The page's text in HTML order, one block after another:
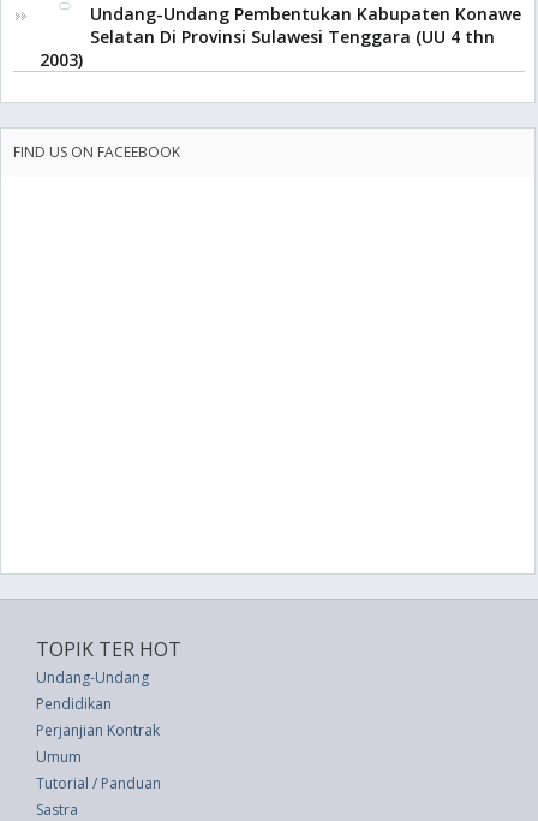
Undang-Undang Pembentukan Kabupaten Konawe
Selatan Di Provinsi Sulawesi Tenggara (UU 4 thn
2003)
FIND US ON FACEEBOOK
TOPIK TER HOT
Undang-Undang
Pendidikan
Perjanjian Kontrak
Umum
Tutorial / Panduan
Sastra